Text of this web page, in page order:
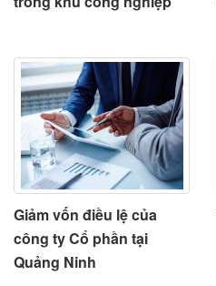
Giảm vốn điều lệ của
công ty Cổ phần tại
Quảng Ninh